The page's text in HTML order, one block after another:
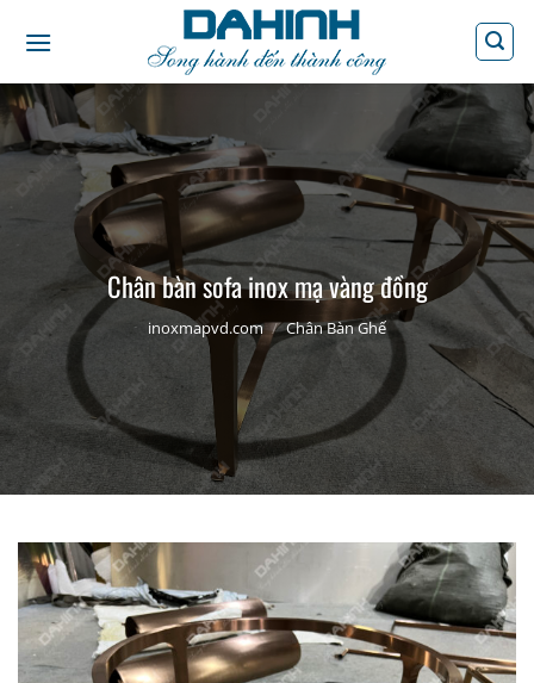
qua
dung
Chân bàn sofa inox mạ vàng đồng
inoxmapvd.com / Chân Bàn Ghế